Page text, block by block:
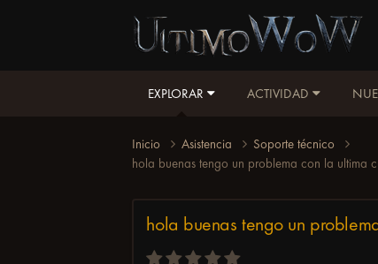
EXPLORAR ACTIVIDAD
Inicio Asistencia
Soporte técnico
hola buenas tengo un problema con la ultima
hola buenas tengo un